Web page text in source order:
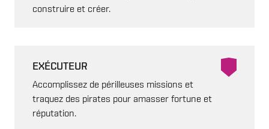
construire et créer.
EXÉCUTEUR
Accomplissez de périlleuses missions et
traquez des pirates pour amasser fortune et
réputation.